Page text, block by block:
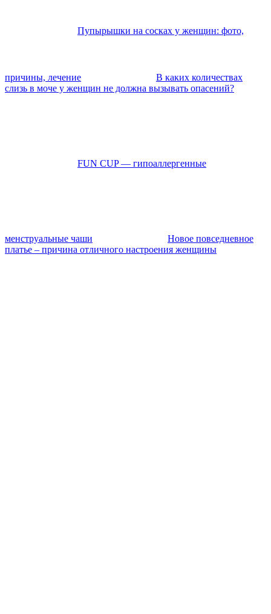
Пупырышки на сосках у женщин: фото,
причины, лечение
В каких количествах
слизь в моче у женщин не должна вызывать опасений?
FUN CUP — гипоаллергенные
менструальные чаши
Новое повседневное
платье – причина отличного настроения женщины